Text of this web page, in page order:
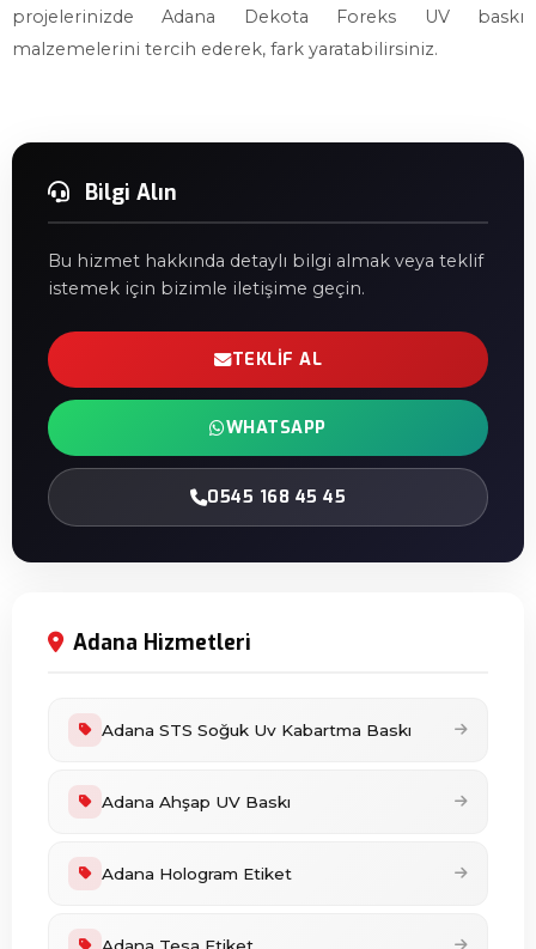
projelerinizde Adana Dekota Foreks UV baskı
malzemelerini tercih ederek, fark yaratabilirsiniz.
Bilgi Alın
Bu hizmet hakkında detaylı bilgi almak veya teklif
istemek için bizimle iletişime geçin.
TEKLIF AL
WHATSAPP
0545 168 45 45
Adana Hizmetleri
Adana STS Soğuk Uv Kabartma Baskı
Adana Ahşap UV Baskı
Adana Hologram Etiket